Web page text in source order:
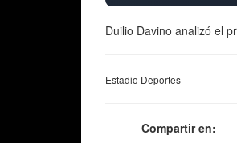
Duilio Davino analizó el
Estadio Deportes
Compartir en: